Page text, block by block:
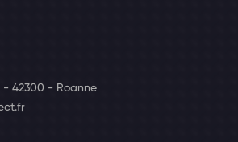
- 42300 - Roanne